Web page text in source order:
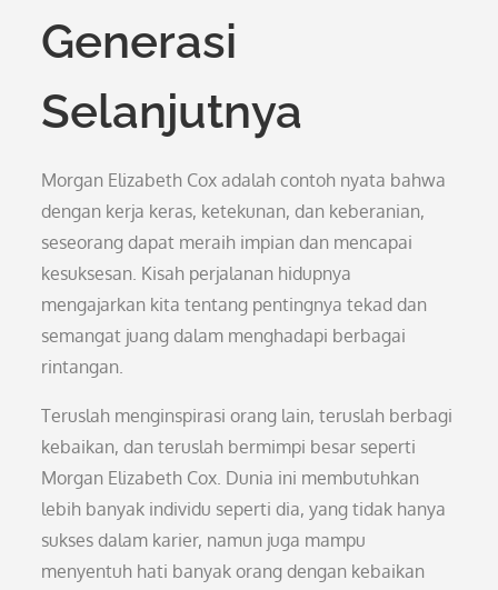
Generasi
Selanjutnya
Morgan Elizabeth Cox adalah contoh nyata bahwa
dengan kerja keras, ketekunan, dan keberanian,
seseorang dapat meraih impian dan mencapai
kesuksesan. Kisah perjalanan hidupnya
mengajarkan kita tentang pentingnya tekad dan
semangat juang dalam menghadapi berbagai
rintangan.
Teruslah menginspirasi orang lain, teruslah berbagi
kebaikan, dan teruslah bermimpi besar seperti
Morgan Elizabeth Cox. Dunia ini membutuhkan
lebih banyak individu seperti dia, yang tidak hanya
sukses dalam karier, namun juga mampu
menyentuh hati banyak orang dengan kebaikan